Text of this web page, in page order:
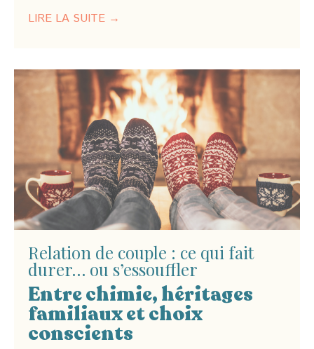
LIRE LA SUITE →
Relation de couple : ce qui fait
durer… ou s’essouffler
Entre chimie, héritages
familiaux et choix
conscients